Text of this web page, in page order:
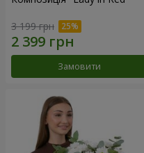
3 199 грн
Замовити